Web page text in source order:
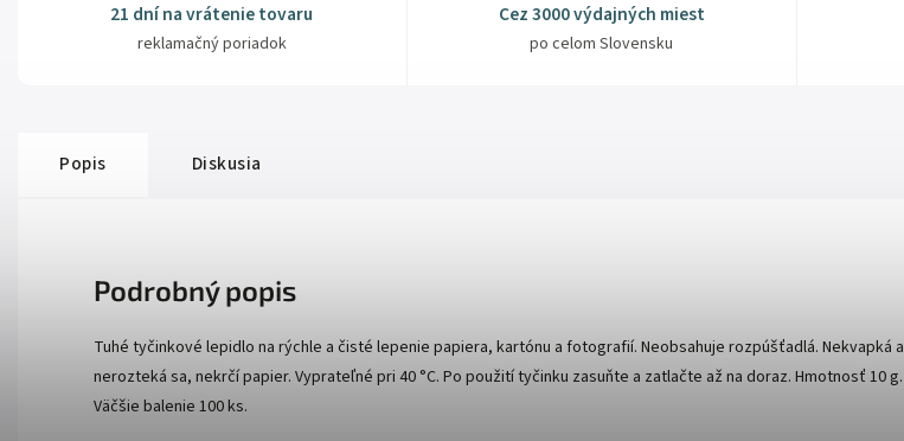
21 dní na vrátenie tovaru
reklamačný poriadok
Cez 3000 výdajných miest
po celom Slovensku
Popis Diskusia
Podrobný popis
Tuhé tyčinkové lepidlo na rýchle a čisté lepenie papiera, kartónu a fotografií. Neobsahuje rozpúšťadlá. Nekvapká a
nerozteká sa, nekrčí papier. Vyprateľné pri 40 °C. Po použití tyčinku zasuňte a zatlačte až na doraz. Hmotnosť 10 g.
Väčšie balenie 100 ks.